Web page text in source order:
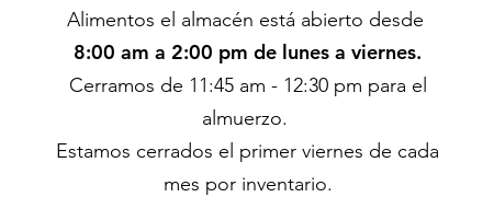
Alimentos el almacén está abierto desde
8:00 am a 2:00 pm de lunes a viernes.
Cerramos de 11:45 am - 12:30 pm para el
almuerzo.
Estamos cerrados el primer viernes de cada
mes por inventario.